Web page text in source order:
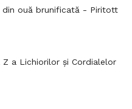
din ouă brunificată - Piritott
Z a Lichiorilor și Cordialelor